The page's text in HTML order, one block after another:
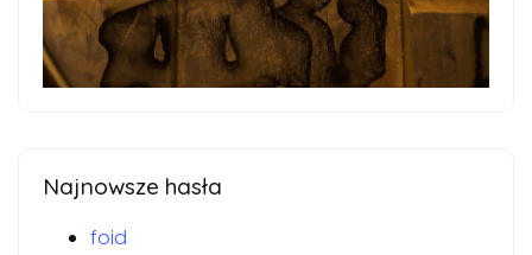
Najnowsze hasła
foid